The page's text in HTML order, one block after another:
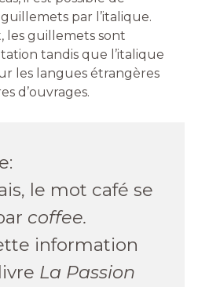
par l’italique.
les guillemets sont
tandis que l’italique
les langues étrangères
d’ouvrages.
le mot café se
coffee.
information
La Passion